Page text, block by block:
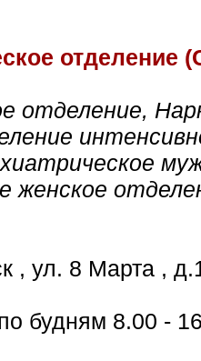
отделение
отделение,
женское
, ул. 8 Марта ,
будням 8.00 -